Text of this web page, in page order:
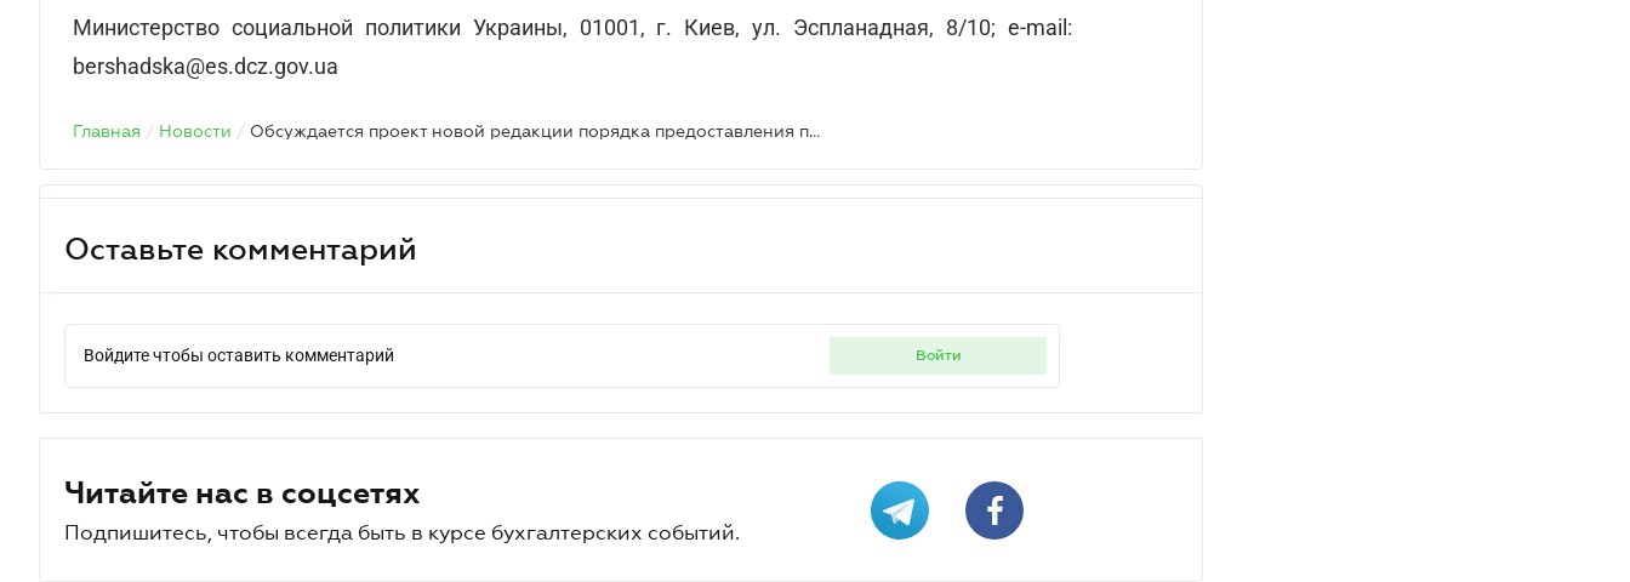
Министерство социальной политики Украины, 01001, г. Киев, ул. Эспланадная, 8/10; e-mail:
bershadska@es.dcz.gov.ua
Главная / Новости / Обсуждается проект новой редакции порядка предоставления пособия по безработице
Оставьте комментарий
Войдите чтобы оставить комментарий войти
Читайте нас в соцсетях
Подпишитесь, чтобы всегда быть в курсе бухгалтерских событий.